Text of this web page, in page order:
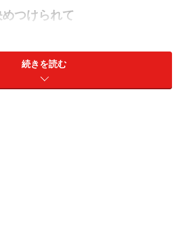
つけられて
、相手を見つけようとせっせと頑張
続きを読む